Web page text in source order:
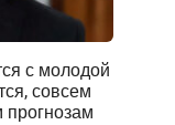
с молодой
совсем
прогнозам